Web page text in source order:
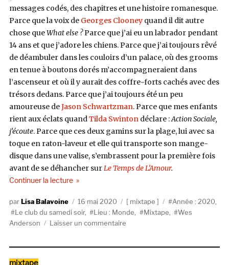
messages codés, des chapitres et une histoire romanesque.
Parce que la voix de Georges Clooneyquand il dit autre
chose queWhat else ?Parce que j’ai eu un labrador pendant
14 ans et que j’adore les chiens. Parce que j’ai toujours rêvé
de déambuler dans les couloirs d’un palace, où des grooms
en tenue à boutons dorés m’accompagneraient dans
l’ascenseur et où il y aurait des coffre-forts cachés avec des
trésors dedans. Parce que j’ai toujours été un peu
amoureuse deJason Schwartzman. Parce que mes enfants
rient aux éclats quandTilda Swintondéclare :Action Sociale,
j’écoute. Parce que ces deux gamins sur la plage, lui avec sa
toque en raton-laveur et elle qui transporte son mange-
disque dans une valise, s’embrassent pour la première fois
avant de se déhancher surLe Temps de L’Amour.
Continuer la lecturede « Le club du samedi soir #1 : Wes Anderson
AuteurLisa Balavoine
Publié
le
16 mai 2020 Catégories
mixtape Étiquettes
Année : 2020
Le club du samedi soir, Lieu : Monde Mixtape
Wes
Anderson
Laisser un commentairesur
Catégories
mixtape